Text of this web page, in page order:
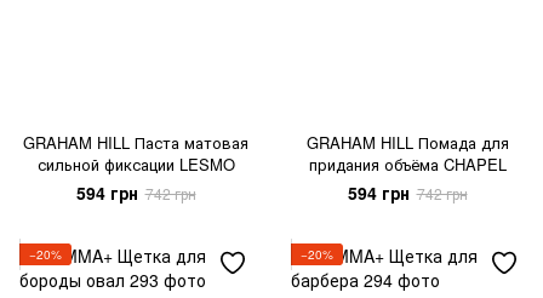
GRAHAM HILL Паста матовая
сильной фиксации LESMO
594 грн 742 грн
GRAHAM HILL Помада для
придания объёма CHAPEL
594 грн 742 грн
−20% −20%